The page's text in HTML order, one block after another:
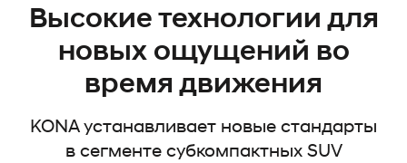
Высокие технологии для
новых ощущений во
время движения
KONA устанавливает новые стандарты
в сегменте субкомпактных SUV